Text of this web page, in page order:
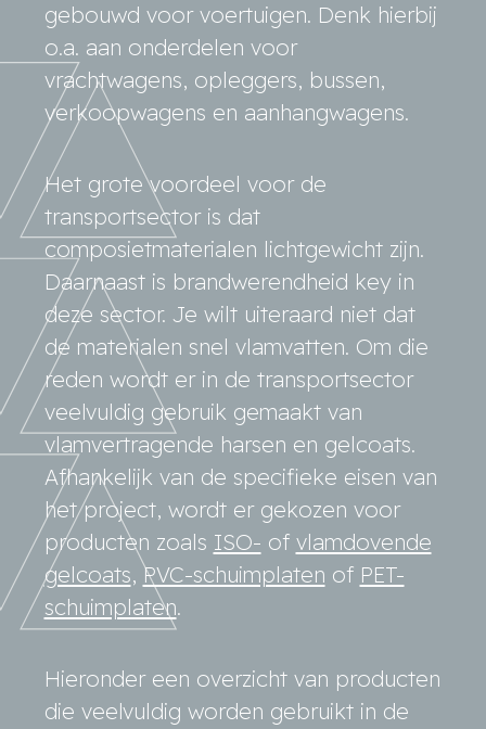
gebouwd voor voertuigen. Denk hierbij
o.a. aan onderdelen voor
vrachtwagens, opleggers, bussen,
verkoopwagens en aanhangwagens.
Het grote voordeel voor de
transportsector is dat
composietmaterialen lichtgewicht zijn.
Daarnaast is brandwerendheid key in
deze sector. Je wilt uiteraard niet dat
de materialen snel vlamvatten. Om die
reden wordt er in de transportsector
veelvuldig gebruik gemaakt van
vlamvertragende harsen en gelcoats.
Afhankelijk van de specifieke eisen van
het project, wordt er gekozen voor
producten zoals ISO- of vlamdovende
gelcoats, PVC-schuimplaten of PET-
schuimplaten.
Hieronder een overzicht van producten
die veelvuldig worden gebruikt in de